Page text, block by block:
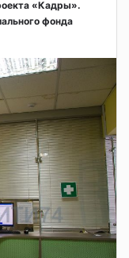
«Кадры».
фонда